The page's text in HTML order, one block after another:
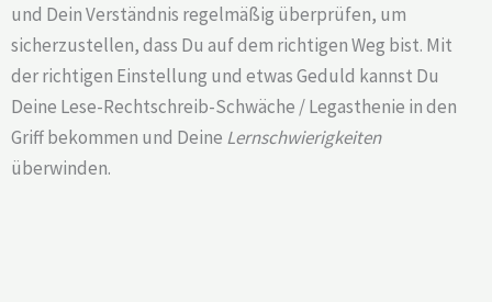
und Dein Verständnis regelmäßig überprüfen, um
sicherzustellen, dass Du auf dem richtigen Weg bist. Mit
der richtigen Einstellung und etwas Geduld kannst Du
Deine Lese-Rechtschreib-Schwäche / Legasthenie in den
Griff bekommen und Deine Lernschwierigkeiten
überwinden.